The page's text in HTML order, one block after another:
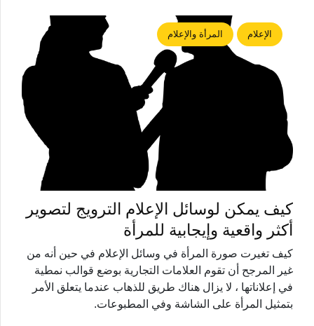
الإعلام المرأة والإعلام
كيف يمكن لوسائل الإعلام الترويج لتصوير
أكثر واقعية وإيجابية للمرأة
كيف تغيرت صورة المرأة في وسائل الإعلام في حين أنه من
غير المرجح أن تقوم العلامات التجارية بوضع قوالب نمطية
في إعلاناتها ، لا يزال هناك طريق للذهاب عندما يتعلق الأمر
بتمثيل المرأة على الشاشة وفي المطبوعات.